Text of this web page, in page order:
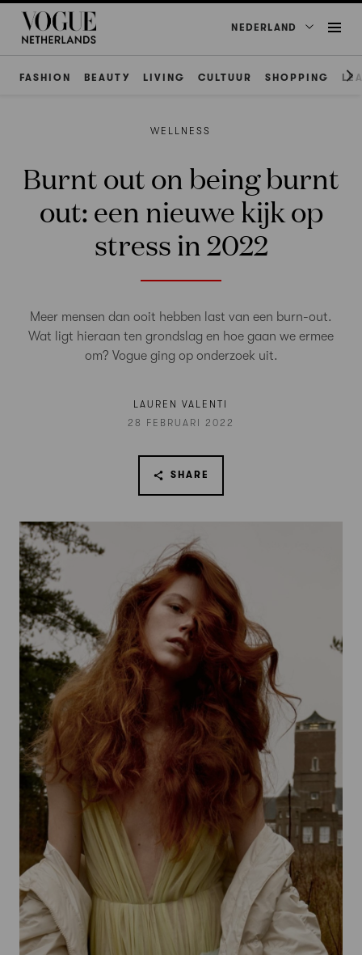
NEDERLAND
FASHION BEAUTY LIVING CULTUUR SHOPPING
WELLNESS
Burnt out on being burnt
out: een nieuwe kijk op
stress in 2022
Meer mensen dan ooit hebben last van een burn-out.
Wat ligt hieraan ten grondslag en hoe gaan we ermee
om? Vogue ging op onderzoek uit.
LAUREN VALENTI
28 FEBRUARI 2022
SHARE